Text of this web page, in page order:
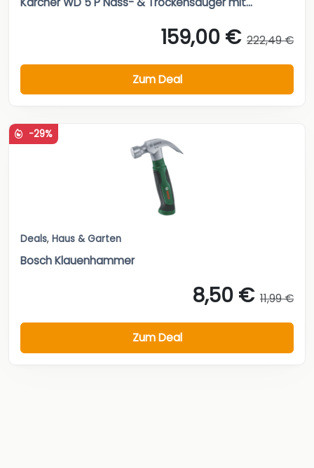
159,00 € 222,49 €
Zum Deal
-29%
Deals, Haus & Garten
Bosch Klauenhammer
8,50 € 11,99 €
Zum Deal